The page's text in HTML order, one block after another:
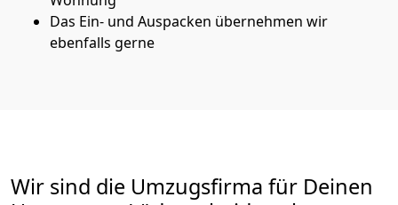
Das Ein- und Auspacken übernehmen wir
ebenfalls gerne
Wir sind die Umzugsfirma für Deinen